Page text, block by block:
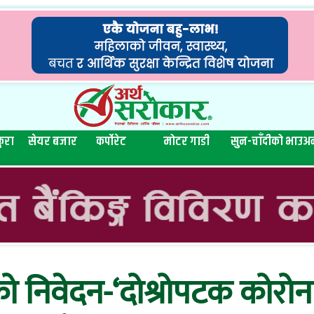
सेयर बजार कर्पोरेट मोटर गाडी सुन-चाँदीको भाउ
निवेदन-‘दोश्रोपटक